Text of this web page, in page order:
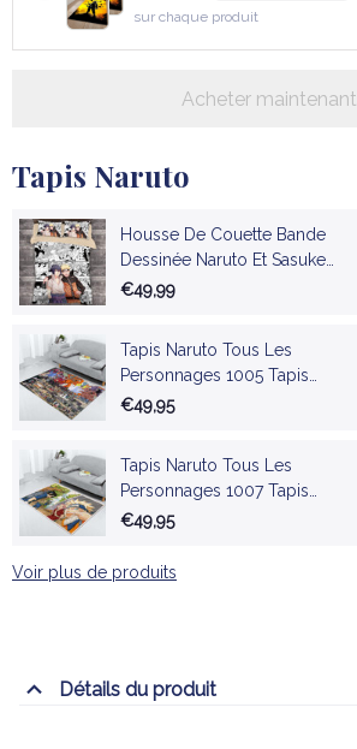
sur chaque produit
Acheter maintenant
Tapis Naruto
Housse De Couette Bande
Dessinée Naruto Et Sasuke
Parure de lit Ensemble De
€49,99
Tapis Naruto Tous Les
Personnages 1005 Tapis
Chambre
€49,95
Tapis Naruto Tous Les
Personnages 1007 Tapis
Chambre
€49,95
Voir plus de produits
Détails du produit